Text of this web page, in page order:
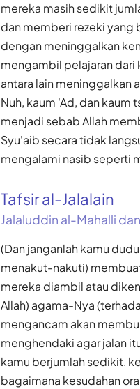
mereka masih sedikit
dan memberi rezeki yang
dengan meninggalkan
mengambil pelajaran
antara lain meninggalkan
Nuh, kaum 'Ad, dan
menjadi sebab Allah
Syu'aib secara tidak
mengalami nasib seperti
Tafsir al-Jalalain
Jalaluddin al-Mahalli
(Dan janganlah kamu
menakut-nakuti)
mereka diambil atau
Allah) agama-Nya
mengancam akan
menghendaki agar jalan
kamu berjumlah sedikit,
bagaimana kesudahan